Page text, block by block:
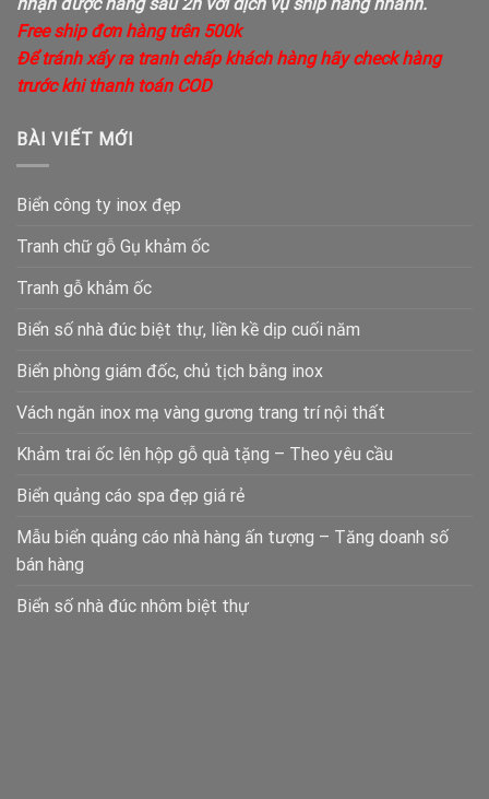
Free ship đơn hàng trên 500k
Để tránh xẩy ra tranh chấp khách hàng hãy check hàng
trước khi thanh toán COD
BÀI VIẾT MỚI
Biển công ty inox đẹp
Tranh chữ gỗ Gụ khảm ốc
Tranh gỗ khảm ốc
Biển số nhà đúc biệt thự, liền kề dịp cuối năm
Biển phòng giám đốc, chủ tịch bằng inox
Vách ngăn inox mạ vàng gương trang trí nội thất
Khảm trai ốc lên hộp gỗ quà tặng – Theo yêu cầu
Biển quảng cáo spa đẹp giá rẻ
Mẫu biển quảng cáo nhà hàng ấn tượng – Tăng doanh số
bán hàng
Biển số nhà đúc nhôm biệt thự